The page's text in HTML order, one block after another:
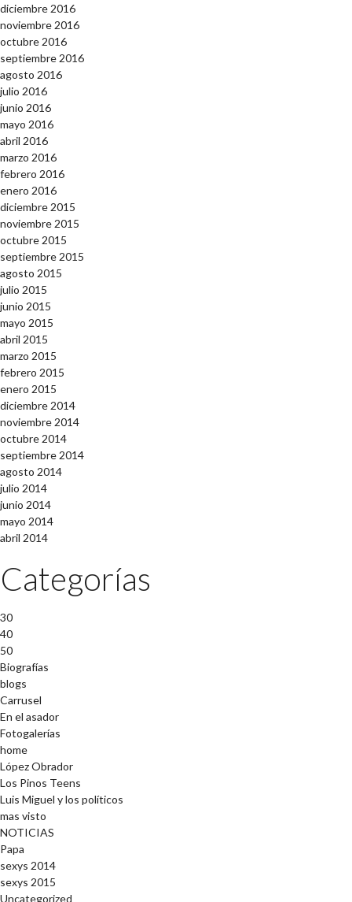
diciembre 2016
noviembre 2016
octubre 2016
septiembre 2016
agosto 2016
julio 2016
junio 2016
mayo 2016
abril 2016
marzo 2016
febrero 2016
enero 2016
diciembre 2015
noviembre 2015
octubre 2015
septiembre 2015
agosto 2015
julio 2015
junio 2015
mayo 2015
abril 2015
marzo 2015
febrero 2015
enero 2015
diciembre 2014
noviembre 2014
octubre 2014
septiembre 2014
agosto 2014
julio 2014
junio 2014
mayo 2014
abril 2014
Categorías
30
40
50
Biografías
blogs
Carrusel
En el asador
Fotogalerías
home
López Obrador
Los Pinos Teens
Luis Miguel y los políticos
mas visto
NOTICIAS
Papa
sexys 2014
sexys 2015
Uncategorized